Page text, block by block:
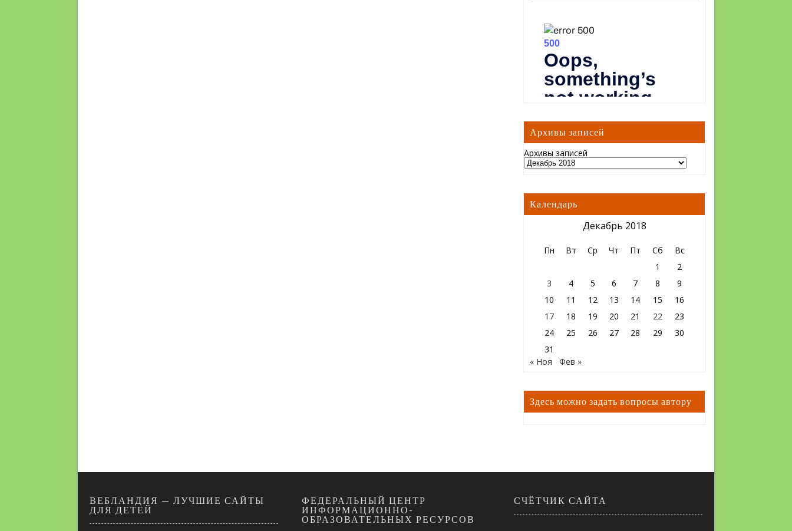
Архивы записей
Архивы записей
Календарь
Декабрь 2018
Пн Вт Ср Чт Пт Сб
Вс
1
2
3
4 5 6 7 8
9
10
11 12 13 14 15
16
17
18 19 20 21 22
23
24
25 26 27 28 29
30
31
« Ноя
Фев »
Здесь можно задать вопросы автору
ВЕБЛАНДИЯ — ЛУЧШИЕ САЙТЫ
ДЛЯ ДЕТЕЙ
ФЕДЕРАЛЬНЫЙ ЦЕНТР
ИНФОРМАЦИОННО-
ОБРАЗОВАТЕЛЬНЫХ РЕСУРСОВ
СЧЁТЧИК САЙТА